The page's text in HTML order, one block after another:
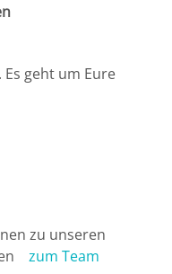
geht um Eure
zu unseren
zum Team